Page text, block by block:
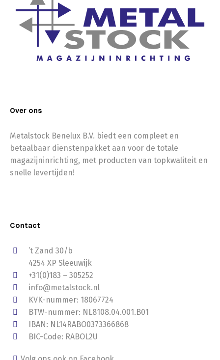
Over ons
Metalstock Benelux B.V. biedt een compleet en
betaalbaar dienstenpakket aan voor de totale
magazijninrichting, met producten van topkwaliteit en
snelle levertijden!
Contact
’t Zand 30/b
4254 XP Sleeuwijk
+31(0)183 – 305252
info@metalstock.nl
KVK-nummer: 18067724
BTW-nummer: NL8108.04.001.B01
IBAN: NL14RABO0373366868
BIC-Code: RABOL2U